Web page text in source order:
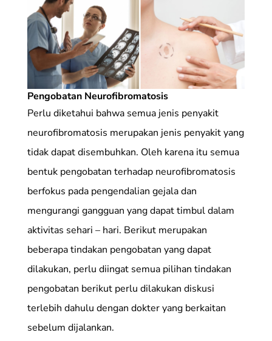
Pengobatan Neurofibromatosis
Perlu diketahui bahwa semua jenis penyakit
neurofibromatosis merupakan jenis penyakit yang
tidak dapat disembuhkan. Oleh karena itu semua
bentuk pengobatan terhadap neurofibromatosis
berfokus pada pengendalian gejala dan
mengurangi gangguan yang dapat timbul dalam
aktivitas sehari – hari. Berikut merupakan
beberapa tindakan pengobatan yang dapat
dilakukan, perlu diingat semua pilihan tindakan
pengobatan berikut perlu dilakukan diskusi
terlebih dahulu dengan dokter yang berkaitan
sebelum dijalankan.